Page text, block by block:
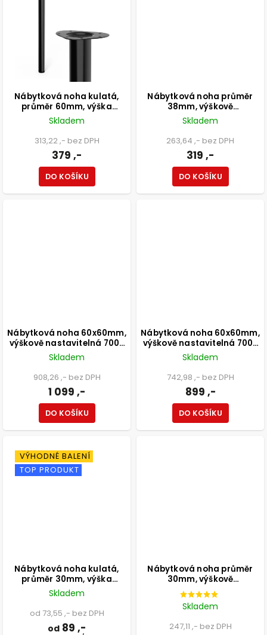
Nábytková noha kulatá,
průměr 60mm, výška
800mm, černá
Skladem
313,22 ,- bez DPH
379 ,-
DO KOŠÍKU
Nábytková noha průměr
38mm, výškově
nastavitelná 150-165mm,
250kg, broušený nikl
Skladem
263,64 ,- bez DPH
319 ,-
DO KOŠÍKU
Nábytková noha 60x60mm,
výškově nastavitelná 700-
1100mm, chrom
Skladem
908,26 ,- bez DPH
1 099 ,-
DO KOŠÍKU
Nábytková noha 60x60mm,
výškově nastavitelná 700-
1100mm, černá
Skladem
742,98 ,- bez DPH
899 ,-
DO KOŠÍKU
VÝHODNÉ BALENÍ
TOP PRODUKT
Nábytková noha kulatá,
průměr 30mm, výška
100mm, bílá
Skladem
od 73,55 ,- bez DPH
od 89 ,-
Nábytková noha průměr
30mm, výškově
nastavitelná 300-500mm,
chrom
Skladem
247,11 ,- bez DPH